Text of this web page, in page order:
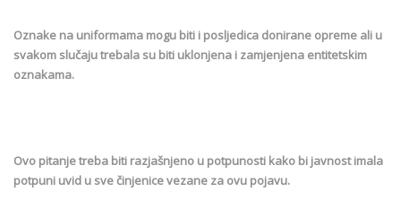
Oznake na uniformama mogu biti i posljedica donirane opreme ali u
svakom slučaju trebala su biti uklonjena i zamjenjena entitetskim
oznakama.
Ovo pitanje treba biti razjašnjeno u potpunosti kako bi javnost imala
potpuni uvid u sve činjenice vezane za ovu pojavu.